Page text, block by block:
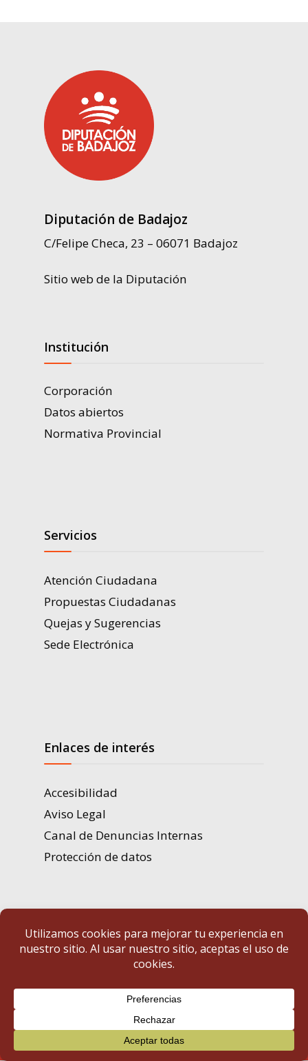
Diputación de Badajoz
C/Felipe Checa, 23 – 06071 Badajoz
Sitio web de la Diputación
Institución
Corporación
Datos abiertos
Normativa Provincial
Servicios
Atención Ciudadana
Propuestas Ciudadanas
Quejas y Sugerencias
Sede Electrónica
Enlaces de interés
Accesibilidad
Aviso Legal
Canal de Denuncias Internas
Protección de datos
Portal de Transparencia | Diputación de Badajoz